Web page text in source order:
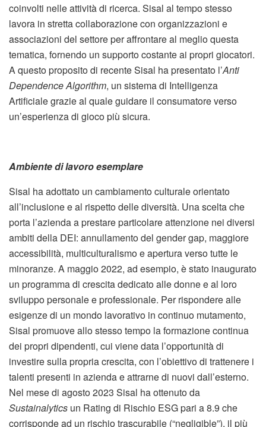
coinvolti nelle attività di ricerca. Sisal al tempo stesso
lavora in stretta collaborazione con organizzazioni e
associazioni del settore per affrontare al meglio questa
tematica, fornendo un supporto costante ai propri giocatori.
A questo proposito di recente Sisal ha presentato l’Anti
Dependence Algorithm, un sistema di Intelligenza
Artificiale grazie al quale guidare il consumatore verso
un’esperienza di gioco più sicura.
Ambiente di lavoro esemplare
Sisal ha adottato un cambiamento culturale orientato
all’inclusione e al rispetto delle diversità. Una scelta che
porta l’azienda a prestare particolare attenzione nei diversi
ambiti della DEI: annullamento del gender gap, maggiore
accessibilità, multiculturalismo e apertura verso tutte le
minoranze. A maggio 2022, ad esempio, è stato inaugurato
un programma di crescita dedicato alle donne e al loro
sviluppo personale e professionale. Per rispondere alle
esigenze di un mondo lavorativo in continuo mutamento,
Sisal promuove allo stesso tempo la formazione continua
dei propri dipendenti, cui viene data l’opportunità di
investire sulla propria crescita, con l’obiettivo di trattenere i
talenti presenti in azienda e attrarne di nuovi dall’esterno.
Nel mese di agosto 2023 Sisal ha ottenuto da
Sustainalytics un Rating di Rischio ESG pari a 8.9 che
corrisponde ad un rischio trascurabile (“negligible”), il più